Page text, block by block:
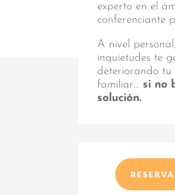
experto en el
conferenciante
A nivel
inquietudes te
deteriorando tu
familiar… si no
solución.